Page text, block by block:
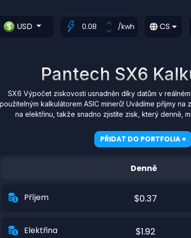
USD /kwh CS
Pantech SX6
SX6 Výpočet ziskovosti usnadněn díky datům v
použitelným kalkulátorem ASIC minerů! Uvádíme příjmy
na elektřinu, takže snadno zjistíte zisk, který denně,
PŘIDAT DO PORTFOLIA +
Denně
Příjem $0.37
Elektřina $1.92